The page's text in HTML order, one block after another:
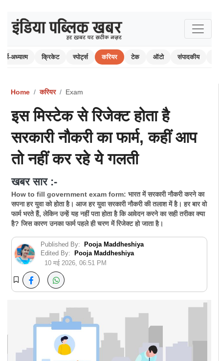
धर्म-अध्यात्म क्रिकेट स्पोर्ट्स करियर टेक ऑटो संपादकीय
Home करियर Exam
इस मिस्टेक से रिजेक्ट होता है
सरकारी नौकरी का फार्म, कहीं आप
तो नहीं कर रहे ये गलती
खबर सार :-
How to fill government exam form: भारत में सरकारी नौकरी करने का
सपना हर युवा को होता है। आज हर युवा सरकारी नौकरी की तलाश में है। हर बार वो
फार्म भरते हैं, लेकिन उन्हें यह नहीं पता होता है कि आवेदन करने का सही तरीका क्या
है? जिस कारण उनका फार्म पहले ही चरण में रिजेक्ट हो जाता है।
Published By:
Pooja Maddheshiya
Edited By:
Pooja Maddheshiya
10 मई 2026, 06:51 PM